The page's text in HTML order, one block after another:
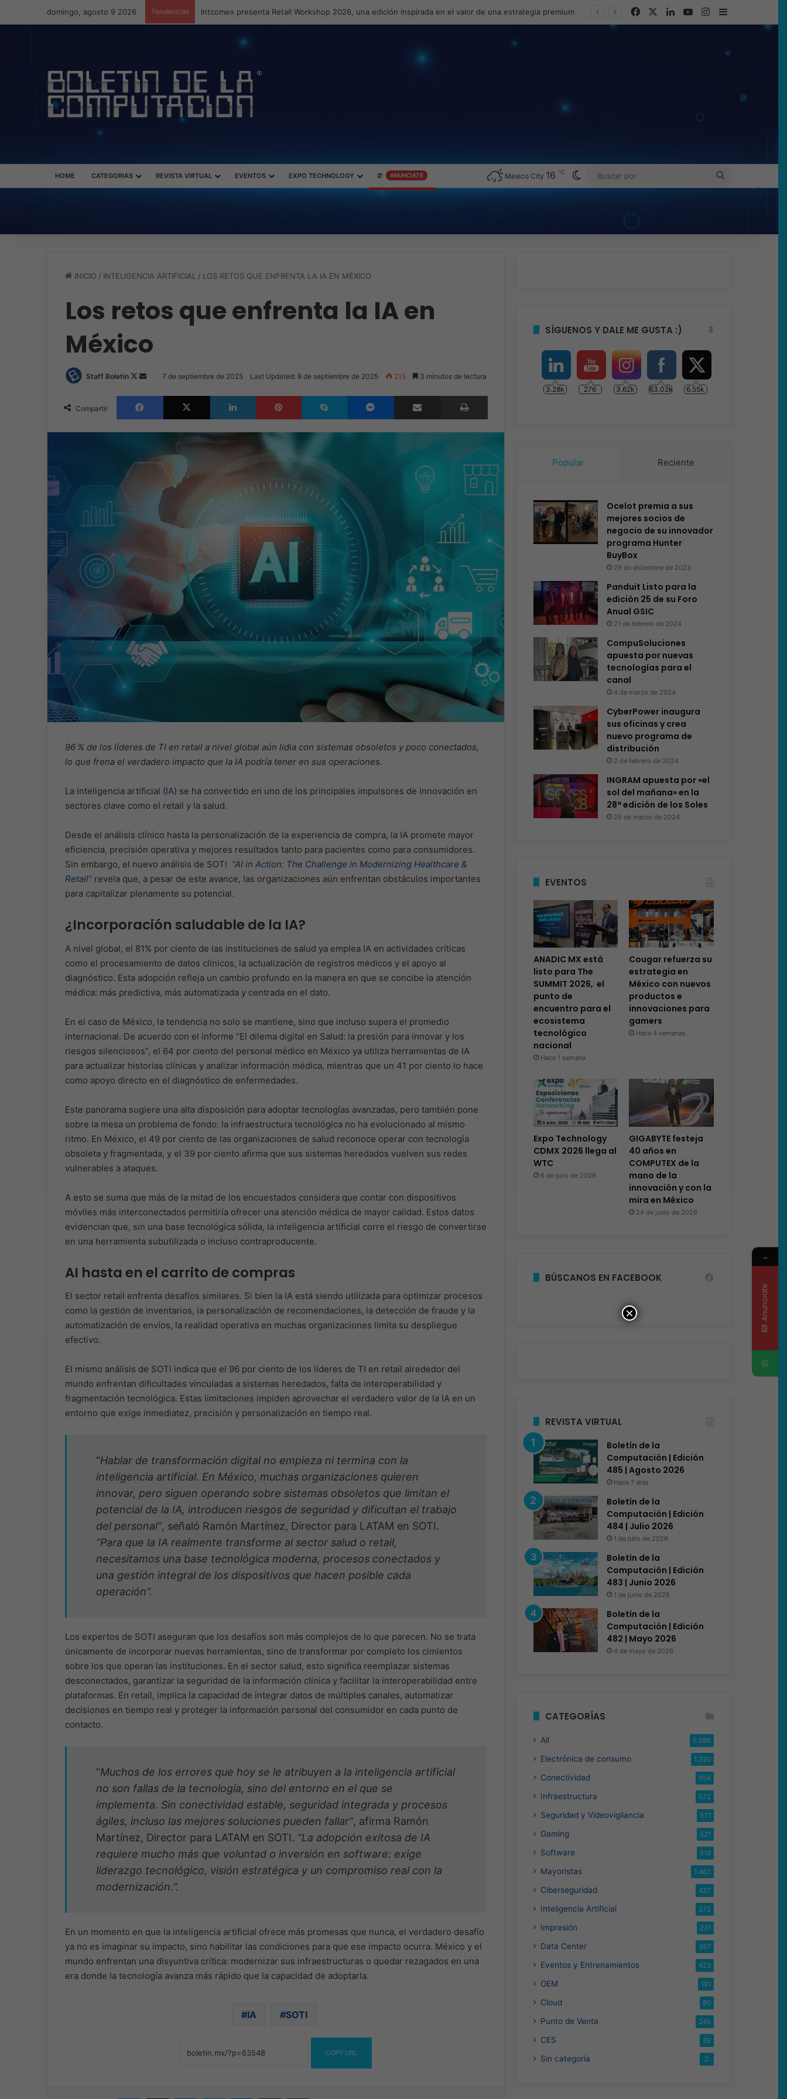
domingo, agosto 9 2026 Tendencias Intcomex presenta Retail Workshop 2026, una edición inspirada en el valor de una estrategia premium FacebookLinkedInYouTubeInstagram
Barra lateral
HOME CATEGORIAS REVISTA VIRTUAL EVENTOS EXPO TECHNOLOGY ✆ ANUNCIATE Mexico City 16 ℃ Switch skin
BUSCAR
INICIO / INTELIGENCIA ARTIFICIAL / LOS RETOS QUE ENFRENTA LA IA EN MÉXICO
Los retos que enfrenta la IA en
México
Staff Boletín
Follow
X
Send7 de septiembre de 2025 Last Updated: 8 de septiembre de 2025 215 3 minutos de lectura
Compartir
Facebook X LinkedIn Pinterest Skype Messenger Compartir por correo electrónico Imprimir
96 % de los líderes de TI en retail a nivel global aún lidia con sistemas obsoletos y poco conectados,
lo que frena el verdadero impacto que la IA podría tener en sus operaciones.
La inteligencia artificial (IA) se ha convertido en uno de los principales impulsores de innovación en
sectores clave como el retail y la salud.
Desde el análisis clínico hasta la personalización de la experiencia de compra, la IA promete mayor
eficiencia, precisión operativa y mejores resultados tanto para pacientes como para consumidores.
Sin embargo, el nuevo análisis de SOTI “AI in Action: The Challenge in Modernizing Healthcare &
Retail” revela que, a pesar de este avance, las organizaciones aún enfrentan obstáculos importantes
para capitalizar plenamente su potencial.
¿Incorporación saludable de la IA?
A nivel global, el 81% por ciento de las instituciones de salud ya emplea IA en actividades críticas
como el procesamiento de datos clínicos, la actualización de registros médicos y el apoyo al
diagnóstico. Esta adopción refleja un cambio profundo en la manera en que se concibe la atención
médica: más predictiva, más automatizada y centrada en el dato.
En el caso de México, la tendencia no solo se mantiene, sino que incluso supera el promedio
internacional. De acuerdo con el informe “El dilema digital en Salud: la presión para innovar y los
riesgos silenciosos”, el 64 por ciento del personal médico en México ya utiliza herramientas de IA
para actualizar historias clínicas y analizar información médica, mientras que un 41 por ciento lo hace
como apoyo directo en el diagnóstico de enfermedades.
Este panorama sugiere una alta disposición para adoptar tecnologías avanzadas, pero también pone
sobre la mesa un problema de fondo: la infraestructura tecnológica no ha evolucionado al mismo
ritmo. En México, el 49 por ciento de las organizaciones de salud reconoce operar con tecnología
obsoleta y fragmentada, y el 39 por ciento afirma que sus sistemas heredados vuelven sus redes
vulnerables a ataques.
A esto se suma que más de la mitad de los encuestados considera que contar con dispositivos
móviles más interconectados permitiría ofrecer una atención médica de mayor calidad. Estos datos
evidencian que, sin una base tecnológica sólida, la inteligencia artificial corre el riesgo de convertirse
en una herramienta subutilizada o incluso contraproducente.
AI hasta en el carrito de compras
El sector retail enfrenta desafíos similares. Si bien la IA está siendo utilizada para optimizar procesos
como la gestión de inventarios, la personalización de recomendaciones, la detección de fraude y la
automatización de envíos, la realidad operativa en muchas organizaciones limita su despliegue
efectivo.
El mismo análisis de SOTI indica que el 96 por ciento de los líderes de TI en retail alrededor del
mundo enfrentan dificultades vinculadas a sistemas heredados, falta de interoperabilidad y
fragmentación tecnológica. Estas limitaciones impiden aprovechar el verdadero valor de la IA en un
entorno que exige inmediatez, precisión y personalización en tiempo real.
“Hablar de transformación digital no empieza ni termina con la
inteligencia artificial. En México, muchas organizaciones quieren
innovar, pero siguen operando sobre sistemas obsoletos que limitan el
potencial de la IA, introducen riesgos de seguridad y dificultan el trabajo
del personal”, señaló Ramón Martínez, Director para LATAM en SOTI.
“Para que la IA realmente transforme al sector salud o retail,
necesitamos una base tecnológica moderna, procesos conectados y
una gestión integral de los dispositivos que hacen posible cada
operación”.
Los expertos de SOTI aseguran que los desafíos son más complejos de lo que parecen. No se trata
únicamente de incorporar nuevas herramientas, sino de transformar por completo los cimientos
sobre los que operan las instituciones. En el sector salud, esto significa reemplazar sistemas
desconectados, garantizar la seguridad de la información clínica y facilitar la interoperabilidad entre
plataformas. En retail, implica la capacidad de integrar datos de múltiples canales, automatizar
decisiones en tiempo real y proteger la información personal del consumidor en cada punto de
contacto.
“Muchos de los errores que hoy se le atribuyen a la inteligencia artificial
no son fallas de la tecnología, sino del entorno en el que se
implementa. Sin conectividad estable, seguridad integrada y procesos
ágiles, incluso las mejores soluciones pueden fallar”, afirma Ramón
Martínez, Director para LATAM en SOTI. “La adopción exitosa de IA
requiere mucho más que voluntad o inversión en software: exige
liderazgo tecnológico, visión estratégica y un compromiso real con la
modernización.”.
En un momento en que la inteligencia artificial ofrece más promesas que nunca, el verdadero desafío
ya no es imaginar su impacto, sino habilitar las condiciones para que ese impacto ocurra. México y el
mundo enfrentan una disyuntiva crítica: modernizar sus infraestructuras o quedar rezagados en una
era donde la tecnología avanza más rápido que la capacidad de adoptarla.
IA SOTI
COPY URL
SÍGUENOS Y DALE ME GUSTA :)
3.28k 276 3.62k 63.02k 6.55k
Popular Reciente
Ocelot premia a sus
mejores socios de
negocio de su innovador
programa Hunter
BuyBox
29 de diciembre de 2023
Panduit Listo para la
edición 25 de su Foro
Anual GSIC
21 de febrero de 2024
CompuSoluciones
apuesta por nuevas
tecnologías para el
canal
4 de marzo de 2024
CyberPower inaugura
sus oficinas y crea
nuevo programa de
distribución
2 de febrero de 2024
INGRAM apuesta por «el
sol del mañana» en la
28ª edición de los Soles
26 de marzo de 2024
EVENTOS
ANADIC MX está
listo para The
SUMMIT 2026, el
punto de
encuentro para el
ecosistema
tecnológico
nacional
Hace 1 semana
Cougar refuerza su
estrategia en
México con nuevos
productos e
innovaciones para
gamers
Hace 4 semanas
Expo Technology
CDMX 2026 llega al
WTC
6 de julio de 2026
GIGABYTE festeja
40 años en
COMPUTEX de la
mano de la
innovación y con la
mira en México
24 de junio de 2026
BÚSCANOS EN FACEBOOK
REVISTA VIRTUAL
Boletín de la
Computación | Edición
485 | Agosto 2026
Hace 7 días
Boletín de la
Computación | Edición
484 | Julio 2026
1 de julio de 2026
Boletín de la
Computación | Edición
483 | Junio 2026
1 de junio de 2026
Boletín de la
Computación | Edición
482 | Mayo 2026
4 de mayo de 2026
CATEGORÍAS
All 5.088
Electrónica de consumo 1.220
Conectividad 654
Infraestructura 572
Seguridad y Videovigilancia 571
Gaming 521
Software 519
Mayoristas 1.467
Ciberseguridad 427
Inteligencia Artificial 272
Impresión 231
Data Center 357
Eventos y Entrenamientos 423
OEM 191
Cloud 80
Punto de Venta 245
CES 39
Sin categoría 2
×
→
Anunciate